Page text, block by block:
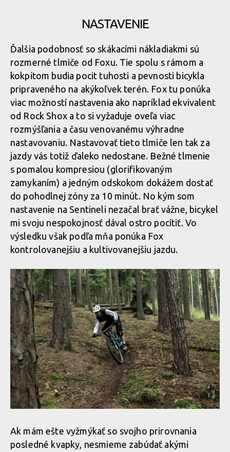
NASTAVENIE
Ďalšia podobnosť so skákacími nákladiakmi sú
rozmerné tlmiče od Foxu. Tie spolu s rámom a
kokpitom budia pocit tuhosti a pevnosti bicykla
pripraveného na akýkoľvek terén. Fox tu ponúka
viac možností nastavenia ako napríklad ekvivalent
od Rock Shox a to si vyžaduje oveľa viac
rozmýšľania a času venovanému výhradne
nastavovaniu. Nastavovať tieto tlmiče len tak za
jazdy vás totiž ďaleko nedostane. Bežné tlmenie
s pomalou kompresiou (glorifikovaným
zamykaním) a jedným odskokom dokážem dostať
do pohodlnej zóny za 10 minút. No kým som
nastavenie na Sentineli nezačal brať vážne, bicykel
mi svoju nespokojnosť dával ostro pocítiť. Vo
výsledku však podľa mňa ponúka Fox
kontrolovanejšiu a kultivovanejši­u jazdu.
Ak mám ešte vyžmýkať so svojho prirovnania
posledné kvapky, nesmieme zabúdať akými